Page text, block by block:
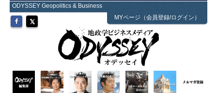
ODYSSEY Geopolitics & Business
MYページ（会員登録/ログイン）